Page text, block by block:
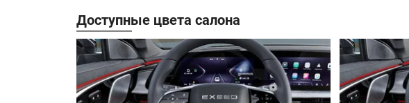
Доступные цвета салона